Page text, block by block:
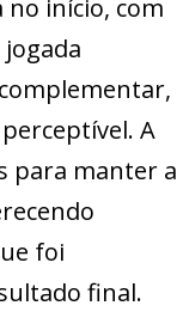
início, com
A
para manter a
foi
final.